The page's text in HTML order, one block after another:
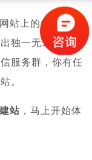
站上的每一个模
独一无二的网
服务群，你有任
。
站 ，马上开始体